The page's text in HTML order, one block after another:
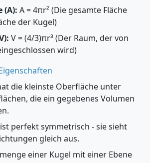
(A): A = 4πr² (Die gesamte Fläche
der Kugel)
V = (4/3)πr³ (Der Raum, der von
wird)
die kleinste Oberfläche unter
die ein gegebenes Volumen
perfekt symmetrisch - sie sieht
gleich aus.
einer Kugel mit einer Ebene